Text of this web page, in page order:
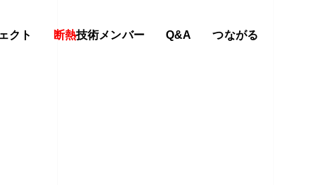
クト 断熱技術メンバー Q&A つながる